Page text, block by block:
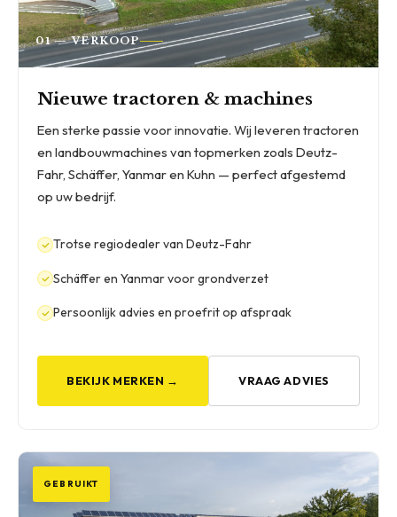
01 — VERKOOP
Nieuwe tractoren & machines
Een sterke passie voor innovatie. Wij leveren tractoren
en landbouwmachines van topmerken zoals Deutz-
Fahr, Schäffer, Yanmar en Kuhn — perfect afgestemd
op uw bedrijf.
Trotse regiodealer van Deutz-Fahr
Schäffer en Yanmar voor grondverzet
Persoonlijk advies en proefrit op afspraak
BEKIJK MERKEN → VRAAG ADVIES
GEBRUIKT